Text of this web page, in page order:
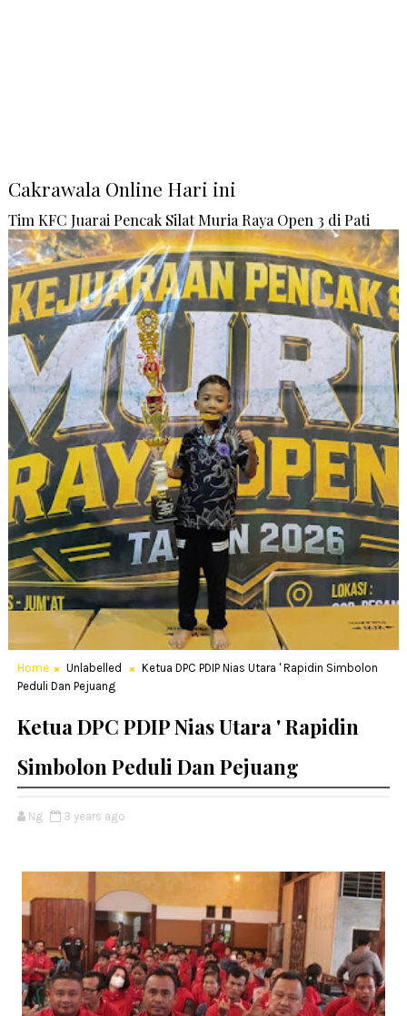
Cakrawala Online Hari ini
Tim KFC Juarai Pencak Silat Muria Raya Open 3 di Pati
Home Unlabelled
Ketua DPC PDIP Nias Utara ' Rapidin Simbolon
Peduli Dan Pejuang
Ketua DPC PDIP Nias Utara ' Rapidin
Simbolon Peduli Dan Pejuang
Ng 3 years ago